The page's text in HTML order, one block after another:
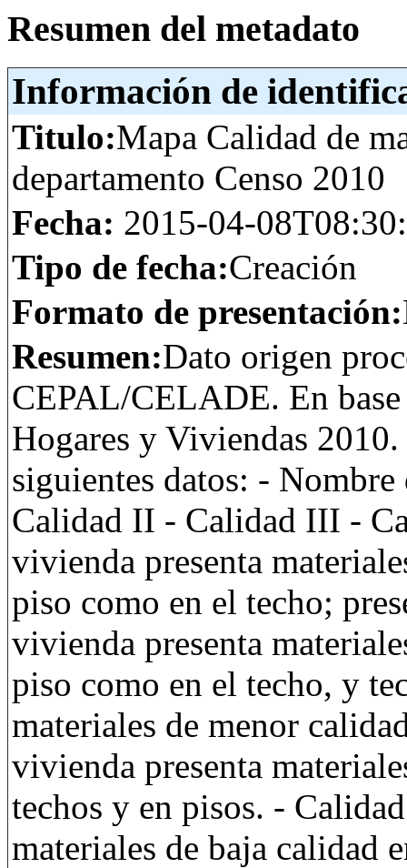
Resumen del metadato
Información de
Titulo:Mapa Calidad de
departamento Censo 2010
Fecha: 2015-04-
Tipo de fecha:Creación
Formato de presentación:
Resumen:Dato origen
CEPAL/CELADE. En
Hogares y Viviendas
siguientes datos: -
Calidad II - Calidad III -
vivienda presenta
piso como en el techo;
vivienda presenta
piso como en el techo, y
materiales de menor
vivienda presenta
techos y en pisos. -
materiales de baja calidad